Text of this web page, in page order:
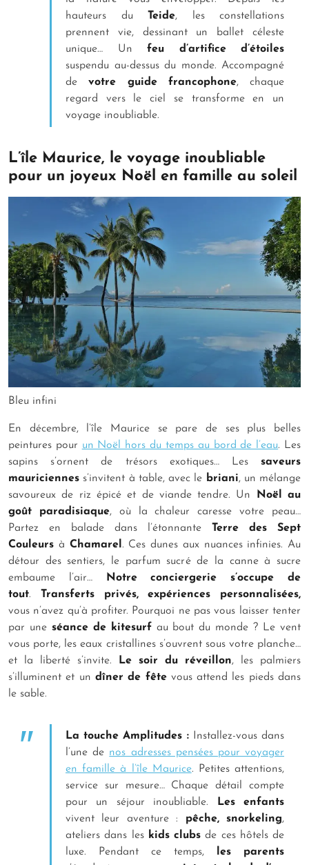
hauteurs du Teide, les constellations
prennent vie, dessinant un ballet céleste
unique… Un feu d’artifice d’étoiles
suspendu au-dessus du monde. Accompagné
devotre guide francophone, chaque
regard vers le ciel se transforme en un
voyage inoubliable.
L’île Maurice, le voyage inoubliable
pour un joyeux Noël en famille au soleil
Bleu infini
En décembre, l’île Maurice se pare de ses plus belles
peintures pour un Noël hors du temps au bord de l’eau. Les
sapins s’ornent de trésors exotiques… Les saveurs
mauriciennes s’invitent à table, avec le briani, un mélange
savoureux de riz épicé et de viande tendre. Un
Noël
au
goût paradisiaque, où la chaleur caresse votre peau…
Partez en balade dans l’étonnante Terre des Sept
Couleurs à Chamarel . Ces dunes aux nuances infinies. Au
détour des sentiers, le parfum sucré de la canne à sucre
embaume l’air…
Notre conciergerie s’occupe de
tout. Transferts privés, expériences personnalisées,
vous n’avez qu’à profiter. Pourquoi ne pas vous laisser tenter
par une séance de kitesurf au bout du monde ? Le vent
vous porte, les eaux cristallines s’ouvrent sous votre planche…
et la liberté s’invite.
Le soir du réveillon, les palmiers
s’illuminent et un dîner de fêtevous attend les pieds dans
le sable.
La touche Amplitudes :
Installez-vous dans
l’une de nos adresses pensées pour voyager
en famille à l’île Maurice. Petites attentions,
service sur mesure… Chaque détail compte
pour un séjour inoubliable.
Les enfants
vivent leur aventure : pêche, snorkeling,
ateliers dans leskids clubs de ces hôtels de
luxe. Pendant ce temps, les parents